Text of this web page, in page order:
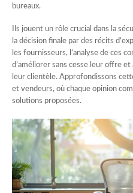
bureaux.
Ils jouent un rôle crucial dans la
la décision finale par des récits
les fournisseurs, l’analyse de ces
d’améliorer sans cesse leur offre et
leur clientèle. Approfondissons
et vendeurs, où chaque opinion
solutions proposées.